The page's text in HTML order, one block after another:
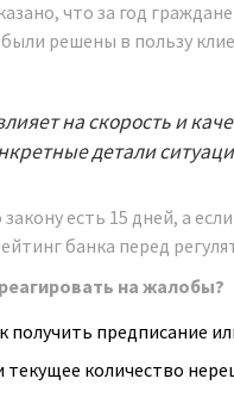
что за год
решены в пользу
на скорость и
детали
есть 15 дней, а
банка перед
на жалобы?
предписание
количество